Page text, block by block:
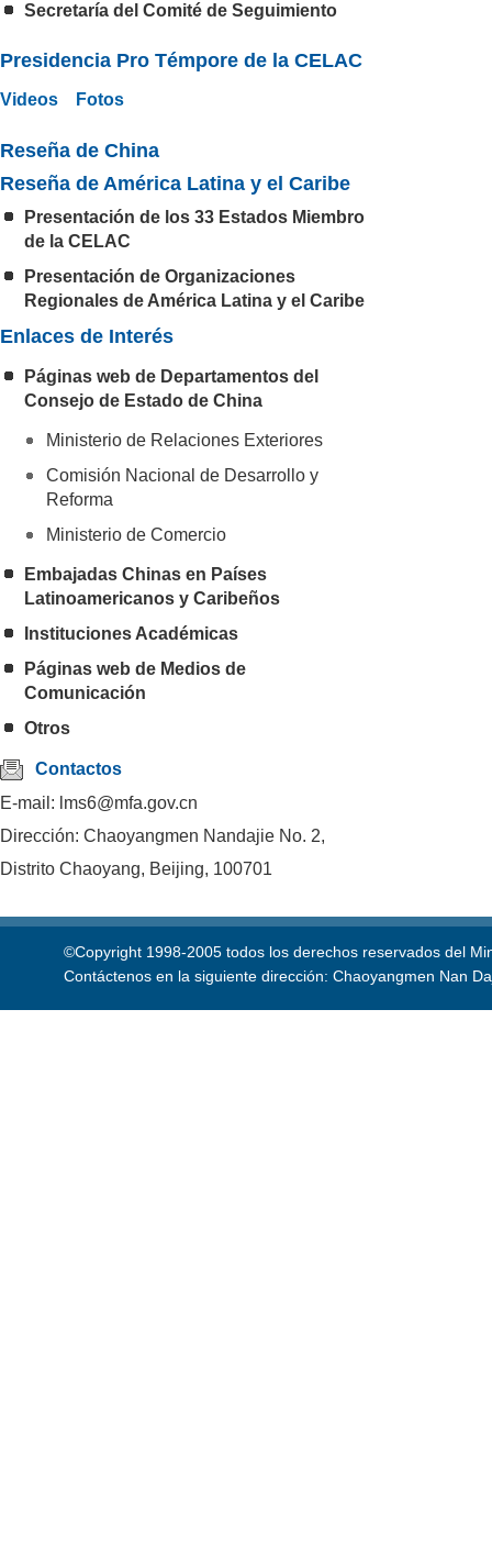
Secretaría del Comité de Seguimiento
Presidencia Pro Témpore de la CELAC
Videos Fotos
Reseña de China
Reseña de América Latina y el Caribe
Presentación de los 33 Estados Miembro
de la CELAC
Presentación de Organizaciones
Regionales de América Latina y el Caribe
Enlaces de Interés
Páginas web de Departamentos del
Consejo de Estado de China
Ministerio de Relaciones Exteriores
Comisión Nacional de Desarrollo y
Reforma
Ministerio de Comercio
Embajadas Chinas en Países
Latinoamericanos y Caribeños
Instituciones Académicas
Páginas web de Medios de
Comunicación
Otros
Contactos
E-mail: lms6@mfa.gov.cn
Dirección: Chaoyangmen Nandajie No. 2,
Distrito Chaoyang, Beijing, 100701
©Copyright 1998-2005 todos los derechos reservados del
Contáctenos en la siguiente dirección: Chaoyangmen Nan